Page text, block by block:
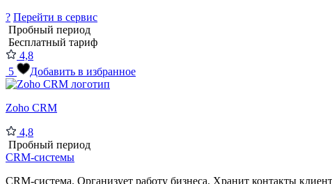
? Перейти в сервис
Пробный период
Бесплатный тариф
4,8
5
Добавить в избранное
Zoho CRM
4,8
Пробный период
CRM-системы
CRM-система. Организует работу бизнеса. Хранит контакты